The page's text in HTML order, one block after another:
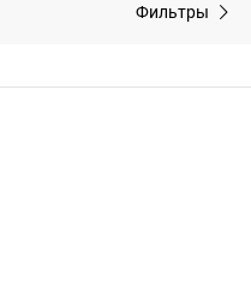
Фильтры